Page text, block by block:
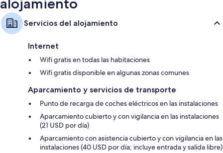
Duchas, artículos de higiene personal gratuitos y secadores de pelo
Televisiones de pantalla plana de 55 pulgadas con Netflix, Hulu y
servicios de streaming
alojamiento
Servicios del alojamiento
Internet
Wifi gratis en todas las habitaciones
Wifi gratis disponible en algunas zonas comunes
Aparcamiento y servicios de transporte
Punto de recarga de coches eléctricos en las instalaciones
Aparcamiento cubierto y con vigilancia en las instalaciones
(21 USD por día)
Aparcamiento con asistencia cubierto y con vigilancia en las
instalaciones (40 USD por día; incluye entrada y salida libre)